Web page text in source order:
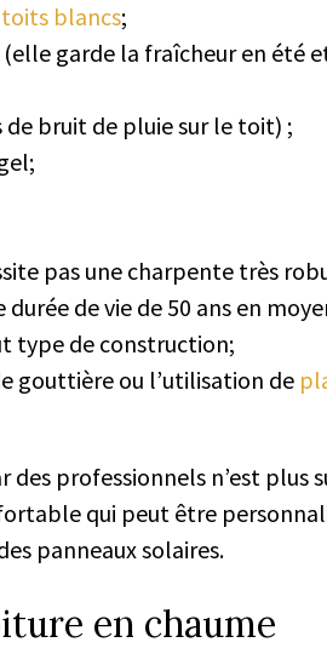
toits blancs;
garde la fraîcheur en été
bruit de pluie sur le toit) ;
pas une charpente très
de vie de 50 ans en
type de construction;
gouttière ou l’utilisation de
professionnels n’est plus
qui peut être
panneaux solaires.
en chaume